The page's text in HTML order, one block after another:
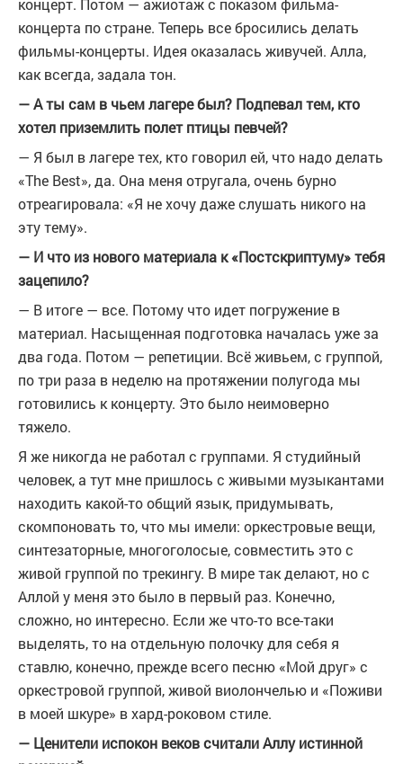
концерт. Потом — ажиотаж с показом фильма-
концерта по стране. Теперь все бросились делать
фильмы-концерты. Идея оказалась живучей. Алла,
как всегда, задала тон.
— А ты сам в чьем лагере был? Подпевал тем, кто
хотел приземлить полет птицы певчей?
— Я был в лагере тех, кто говорил ей, что надо делать
«The Best», да. Она меня отругала, очень бурно
отреагировала: «Я не хочу даже слушать никого на
эту тему».
— И что из нового материала к «Постскриптуму» тебя
зацепило?
— В итоге — все. Потому что идет погружение в
материал. Насыщенная подготовка началась уже за
два года. Потом — репетиции. Всё живьем, с группой,
по три раза в неделю на протяжении полугода мы
готовились к концерту. Это было неимоверно
тяжело.
Я же никогда не работал с группами. Я студийный
человек, а тут мне пришлось с живыми музыкантами
находить какой-то общий язык, придумывать,
скомпоновать то, что мы имели: оркестровые вещи,
синтезаторные, многоголосые, совместить это с
живой группой по трекингу. В мире так делают, но с
Аллой у меня это было в первый раз. Конечно,
сложно, но интересно. Если же что-то все-таки
выделять, то на отдельную полочку для себя я
ставлю, конечно, прежде всего песню «Мой друг» с
оркестровой группой, живой виолончелью и «Поживи
в моей шкуре» в хард-роковом стиле.
— Ценители испокон веков считали Аллу истинной